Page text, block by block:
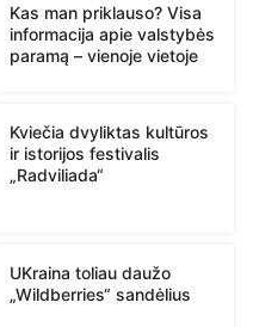
Kas man priklauso? Visa
informacija apie valstybės
paramą – vienoje vietoje
Kviečia dvyliktas kultūros
ir istorijos festivalis
„Radviliada“
UKraina toliau daužo
„Wildberries“ sandėlius